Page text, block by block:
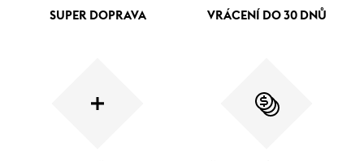
SUPER DOPRAVA VRÁCENÍ DO 30 DNŮ